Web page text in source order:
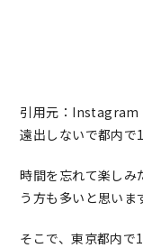
引用元：Instagram
遠出しないで都内で
時間を忘れて楽しみ
う方も多いと思いま
そこで、東京都内で